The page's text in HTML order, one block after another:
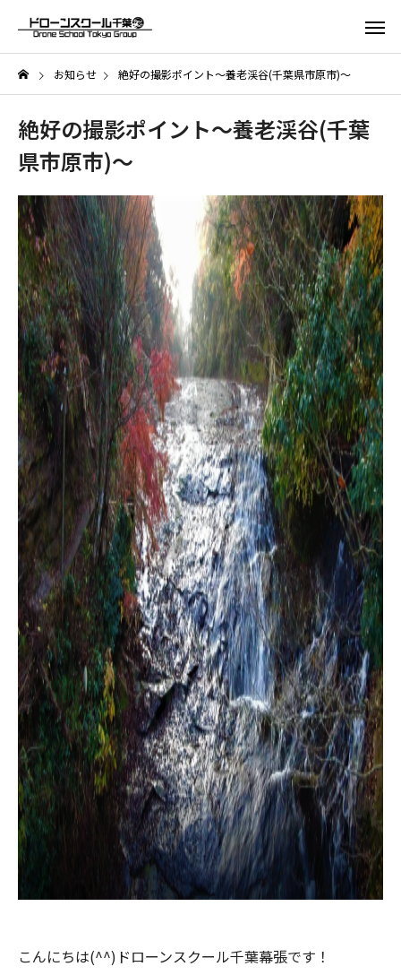
お知らせ 絶好の撮影ポイント〜養老渓谷(千葉県市原市)〜
絶好の撮影ポイント〜養老渓谷(千葉
県市原市)〜
こんにちは(^^)ドローンスクール千葉幕張です！